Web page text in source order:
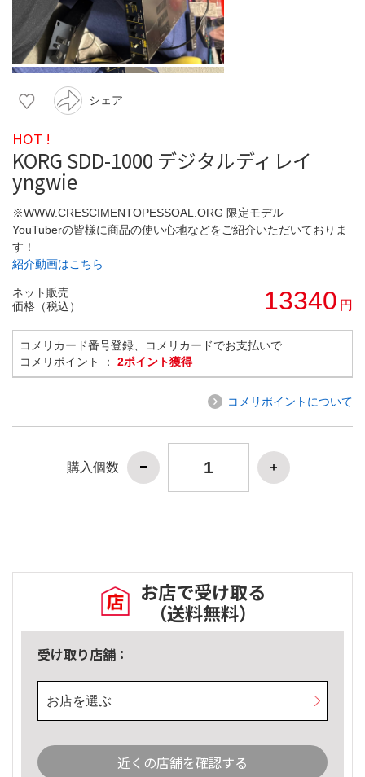
シェア
HOT !
KORG SDD-1000 デジタルディレイ
yngwie
※WWW.CRESCIMENTOPESSOAL.ORG 限定モデル
YouTuberの皆様に商品の使い心地などをご紹介いただいておりま
す！
紹介動画はこちら
ネット販売
価格（税込）
13340 円
コメリカード番号登録、コメリカードでお支払いで
コメリポイント ： 2ポイント獲得
コメリポイントについて
購入個数
お店で受け取る
（送料無料）
受け取り店舗：
お店を選ぶ
近くの店舗を確認する